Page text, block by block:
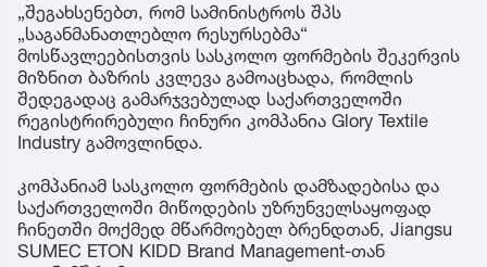
„შეგახსენებთ, რომ სამინისტროს შპს
„საგანმანათლებლო რესურსებმა“
მოსწავლეებისთვის სასკოლო ფორმების შეკერვის
მიზნით ბაზრის კვლევა გამოაცხადა, რომლის
შედეგადაც გამარჯვებულად საქართველოში
რეგისტრირებული ჩინური კომპანია Glory Textile
Industry გამოვლინდა.
კომპანიამ სასკოლო ფორმების დამზადებისა და
საქართველოში მიწოდების უზრუნველსაყოფად
ჩინეთში მოქმედ მწარმოებელ ბრენდთან, Jiangsu
SUMEC ETON KIDD Brand Management-თან